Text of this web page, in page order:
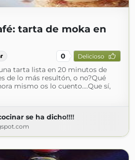
tarta de moka en
0 Delicioso
tarta lista en 20 minutos de
de lo más resultón, o no?Qué
mismo os lo cuento....Que sí,
se ha dicho!!!!